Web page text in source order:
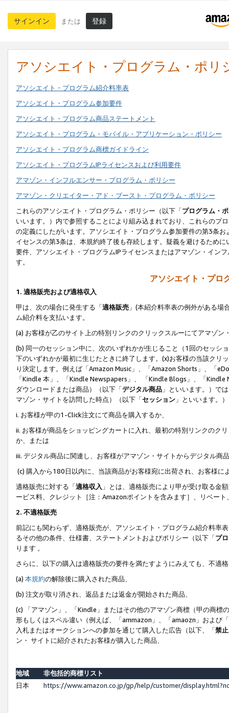
サインイン または 登録
アソシエイト・プログラム・ポリ
アソシエイト・プログラム紹介料率表
アソシエイト・プログラム参加要件
アソシエイト・プログラム商品ステートメント
アソシエイト・プログラム・モバイル・アプリケーション・ポリシー
アソシエイト・プログラム商標ガイドライン
アソシエイト・プログラムIPライセンスおよび利用要件
アマゾン・インフルエンサー・プログラム・ポリシー
アマゾン・クリエイター・アド・ブースト・プログラム・ポリシー
これらのアソシエイト・プログラム・ポリシー（以下「プログラム・
いいます。）内で参照することにより組み込まれており、これらのプ
の定義にしたがいます。アソシエイト・プログラム参加要件の第3条
イセンスの第3条は、本規約終了後も存続します。疑義を避けるため
要件、アソシエイト・プログラムIPライセンスまたはアマゾン・イン
す。
アソシエイト・プロ
1. 適格販売および適格収入
甲は、次の場合に発生する「適格販売 」(本紹介料率表の例外がある
ム紹介料を支払います。
(a) お客様が乙のサイト上の特別リンクのクリックスルーにてアマゾン
(b) 同一のセッション中に、次のいずれかが生じること（1回のセッシ
下のいずれかが最初に生じたときに終了します。(x)お客様の当該ク
り決定します。例えば「Amazon Music」、「Amazon Shorts」、「
「Kindle 本」、「Kindle Newspapers」、 「Kindle Blogs」、「
ダウンロードまたは商品）（以下「デジタル商品 」といいます。）で
マゾン・サイトを訪問した時点）（以下「セッション 」といいます。
i. お客様が甲の1-Click注文にて商品を購入するか、
ii. お客様が商品をショッピングカートに入れ、最初の特別リンクのク
か、または
iii. デジタル商品に関連し、お客様がアマゾン・サイトからデジタル
(c) 購入から180日以内に、当該商品がお客様宛に出荷され、お客様
適格販売に対する「適格収入 」とは、適格販売により甲が受け取る金
ービス料、クレジット［注：Amazonポイントを含みます］、リベー
2. 不適格販売
前記にも関わらず、適格販売が、アソシエイト・プログラム紹介料率
るその他の条件、仕様書、ステートメントおよびポリシー（以下「プ
ります 。
さらに、以下の購入は適格販売の要件を満たすようにみえても、不適
(a) 本規約の解除後に購入された商品、
(b) 注文が取り消され、返品または返金が開始された商品、
(c) 「アマゾン」、「Kindle」またはその他のアマゾン商標（甲の商
形もしくはスペル違い（例えば、「ammazon」、「amaozn」および
入札またはオークションへの参加を通じて購入した広告（以下、「禁
ン・ サイトに紹介されたお客様が購入した商品、
地域
非包括的商標リスト
日本
https://www.amazon.co.jp/gp/help/customer/